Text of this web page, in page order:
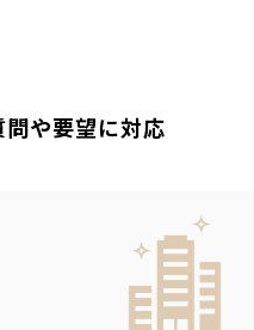
や要望に対応